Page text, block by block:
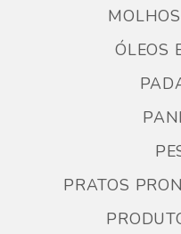
ÓLEOS
PRATOS